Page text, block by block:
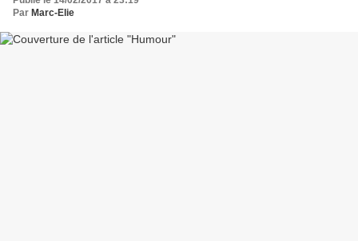
Par Marc-Elie